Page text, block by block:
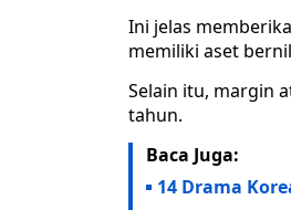
Ini jelas
memiliki aset
Selain itu, margin
tahun.
Baca Juga:
14 Drama